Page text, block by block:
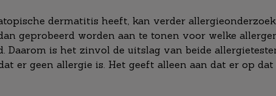
dermatitis heeft, kan verder
geprobeerd worden aan te tonen voor welke
is het zinvol de uitslag van beide
er geen allergie is. Het geeft alleen aan dat er op